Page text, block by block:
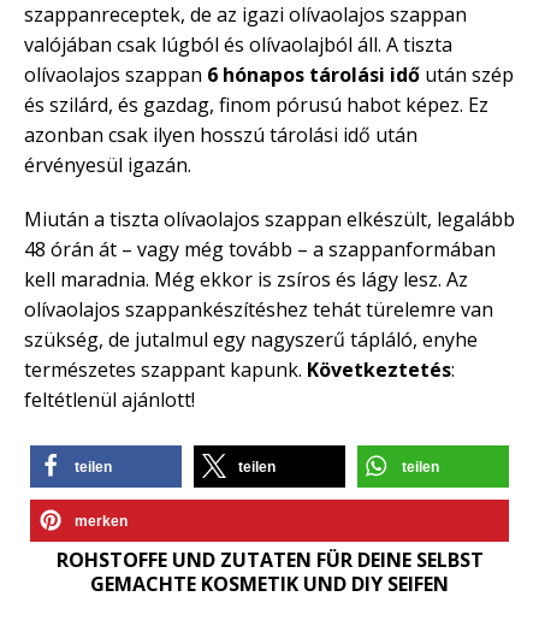
szappanreceptek, de az igazi olívaolajos szappan
valójában csak lúgból és olívaolajból áll. A tiszta
olívaolajos szappan 6 hónapos tárolási idő után szép
és szilárd, és gazdag, finom pórusú habot képez. Ez
azonban csak ilyen hosszú tárolási idő után
érvényesül igazán.
Miután a tiszta olívaolajos szappan elkészült, legalább
48 órán át – vagy még tovább – a szappanformában
kell maradnia. Még ekkor is zsíros és lágy lesz. Az
olívaolajos szappankészítéshez tehát türelemre van
szükség, de jutalmul egy nagyszerű tápláló, enyhe
természetes szappant kapunk. Következtetés:
feltétlenül ajánlott!
teilen teilen teilen
merken
ROHSTOFFE UND ZUTATEN FÜR DEINE SELBST
GEMACHTE KOSMETIK UND DIY SEIFEN